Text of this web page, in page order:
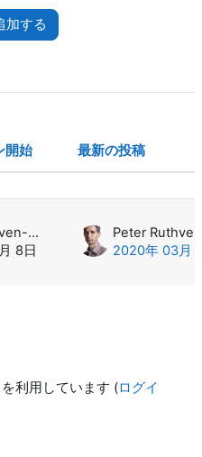
加する
開始 最新の投稿
Peter Ruthven-Stuart
8日
2020年 03月
利用しています (ログイ